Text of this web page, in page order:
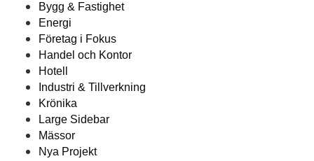
Bygg & Fastighet
Energi
Företag i Fokus
Handel och Kontor
Hotell
Industri & Tillverkning
Krönika
Large Sidebar
Mässor
Nya Projekt